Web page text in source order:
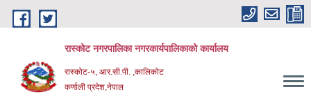
Skip to main content
रास्कोट नगरपालिका नगरकार्यपालिकाको कार्यालय
रास्कोट-५, आर.सी.पी. ,कालिकोट
कर्णाली प्रदेश,नेपाल